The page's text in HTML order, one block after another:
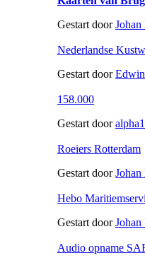
Gestart doorJohan
Nederlandse
Gestart door
158.000
Gestart dooralpha1
Roeiers Rotterdam
Gestart doorJohan
Hebo
Gestart doorJohan
Audio opname